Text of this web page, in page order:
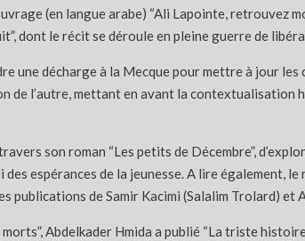
(en langue arabe) “Ali Lapointe, retrouvez
dont le récit se déroule en pleine guerre de
une décharge à la Mecque pour mettre à jour
de l’autre, mettant en avant la contextualisation
son roman “Les petits de Décembre”,
espérances de la jeunesse. A lire également, le
de Samir Kacimi (Salalim Trolard) et
Abdelkader Hmida a publié “La triste